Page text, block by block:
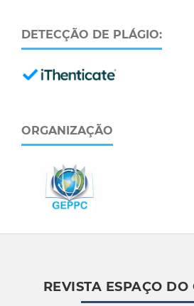
DETECÇÃO DE PLÁGIO:
ORGANIZAÇÃO
REVISTA ESPAÇO DO